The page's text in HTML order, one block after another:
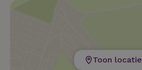
Toon locatie